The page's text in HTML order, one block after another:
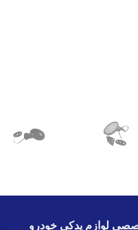
لوازم یدکی خودرو